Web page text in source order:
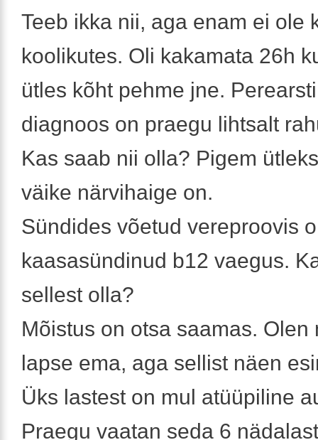
Teeb ikka nii, aga enam ei ole
koolikutes. Oli kakamata 26h
ütles kõht pehme jne.
diagnoos on praegu lihtsalt
Kas saab nii olla? Pigem
väike närvihaige on.
Sündides võetud vereproovis
kaasasündinud b12 vaegus.
sellest olla?
Mõistus on otsa saamas. Olen
lapse ema, aga sellist näen
Üks lastest on mul atüüpiline
Praegu vaatan seda 6